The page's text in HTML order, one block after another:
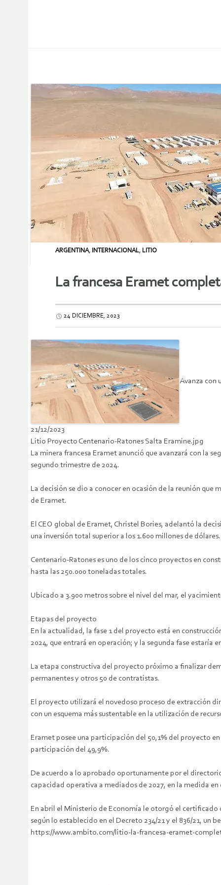
ARGENTINA, INTERNACIONAL, LITIO
La francesa Eramet
24 DICIEMBRE, 2023
Avanza con
21/12/2023
Litio Proyecto Centenario-Ratones Salta Eramine.jpg
La minera francesa Eramet anunció que avanzará con la
segundo trimestre de 2024.
La decisión se dio a conocer en ocasión de la reunión
de Eramet.
El CEO global de Eramet, Christel Bories, adelantó la
una inversión total superior a los 1.600 millones de dólares.
Centenario-Ratones es uno de los cinco proyectos en
hasta las 250.000 toneladas totales.
Ubicado a 3.900 metros sobre el nivel del mar, el
Etapas del proyecto
En la actualidad, la fase 1 del proyecto está en
2024, que entrará en operación; y la segunda fase estaría
La etapa constructiva del proyecto próximo a finalizar
permanentes y otros 50 de contratistas.
El proyecto utilizará el novedoso proceso de extracción
con un esquema más sustentable en la utilización de
Eramet posee una participación del 50,1% del proyecto
participación del 49,9%.
De acuerdo a lo aprobado oportunamente por el
capacidad operativa a mediados de 2027, en la medida
En abril el Ministerio de Economía le otorgó el certificado
según lo establecido en el Decreto 234/21 y el 836/21, un
https://www.ambito.com/litio-la-francesa-eramet-